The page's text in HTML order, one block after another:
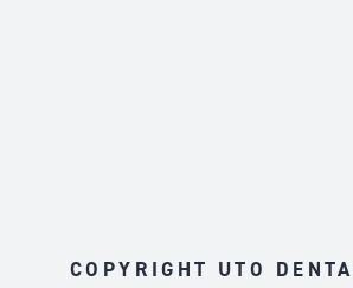
COPYRIGHT UTO